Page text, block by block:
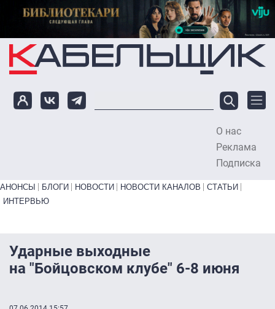
Перейти к основному содержанию
О нас
Реклама
Подписка
Primary links bottom
АНОНСЫ БЛОГИ НОВОСТИ НОВОСТИ КАНАЛОВ
СТАТЬИ
ИНТЕРВЬЮ
Ударные выходные
на "Бойцовском клубе" 6-8 июня